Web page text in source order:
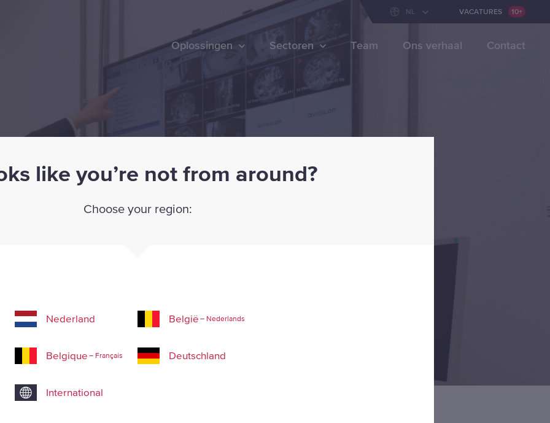
VACATURES
Oplossingen Sectoren Team Ons verhaal Contact
NL VACATURES 10+
like you’re not from around?
Choose your region:
Nederland België – Nederlands
Belgique – Français Deutschland
International